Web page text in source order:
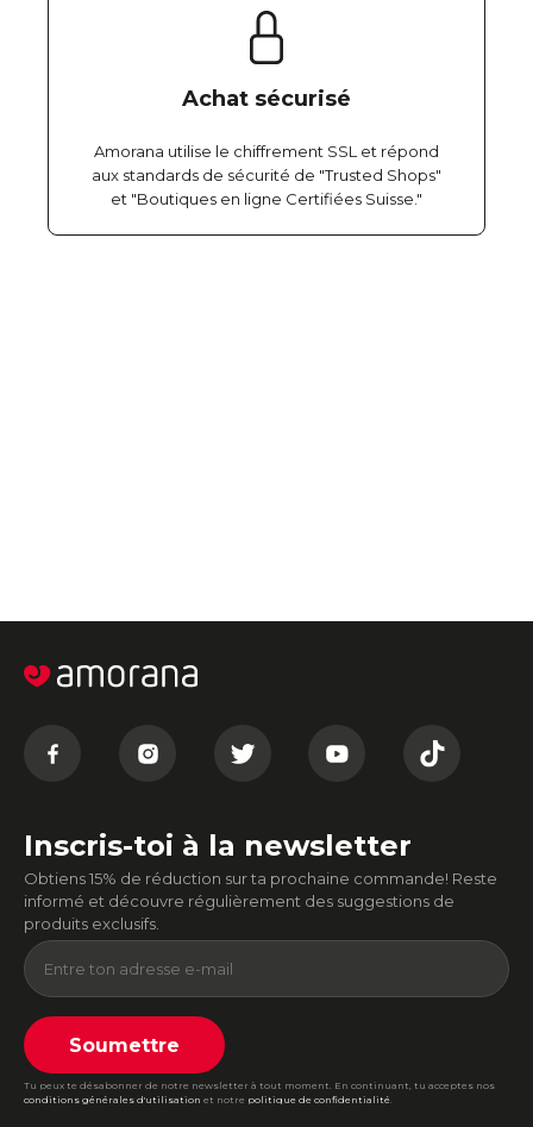
Achat sécurisé
Amorana utilise le chiffrement SSL et répond
aux standards de sécurité de "Trusted Shops"
et "Boutiques en ligne Certifiées Suisse."
Inscris-toi à la newsletter
Obtiens 15% de réduction sur ta prochaine commande! Reste
informé et découvre régulièrement des suggestions de
produits exclusifs.
Soumettre
Tu peux te désabonner de notre newsletter à tout moment. En continuant, tu acceptes nos
conditions générales d'utilisation et notre politique de confidentialité.